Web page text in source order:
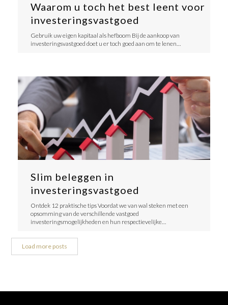
Waarom u toch het best leent voor
investeringsvastgoed
Gebruik uw eigen kapitaal als hefboom Bij de aankoop van
investeringsvastgoed doet u er toch goed aan om te lenen…
Slim beleggen in
investeringsvastgoed
Ontdek 12 praktische tips Voordat we van wal steken met een
opsomming van de verschillende vastgoed
investeringsmogelijkheden en hun respectievelijke…
Load more posts